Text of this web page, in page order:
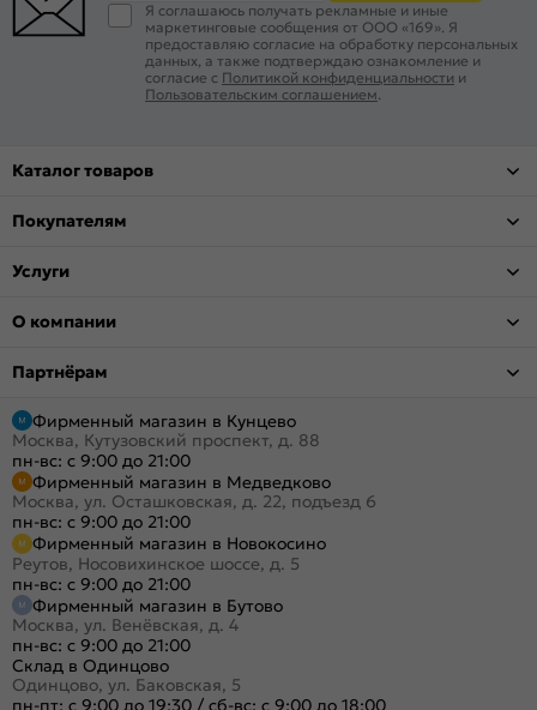
Я соглашаюсь получать рекламные и иные
маркетинговые сообщения от ООО «169». Я
предоставляю согласие на обработку персональных
данных, а также подтверждаю ознакомление и
согласие с Политикой конфиденциальности и
Пользовательским соглашением.
Каталог товаров
Покупателям
Услуги
О компании
Партнёрам
Фирменный магазин в Кунцево
Москва, Кутузовский проспект, д. 88
пн-вс: с 9:00 до 21:00
Фирменный магазин в Медведково
Москва, ул. Осташковская, д. 22, подъезд 6
пн-вс: с 9:00 до 21:00
Фирменный магазин в Новокосино
Реутов, Носовихинское шоссе, д. 5
пн-вс: с 9:00 до 21:00
Фирменный магазин в Бутово
Москва, ул. Венёвская, д. 4
пн-вс: с 9:00 до 21:00
Склад в Одинцово
Одинцово, ул. Баковская, 5